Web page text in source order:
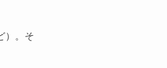
）。そ